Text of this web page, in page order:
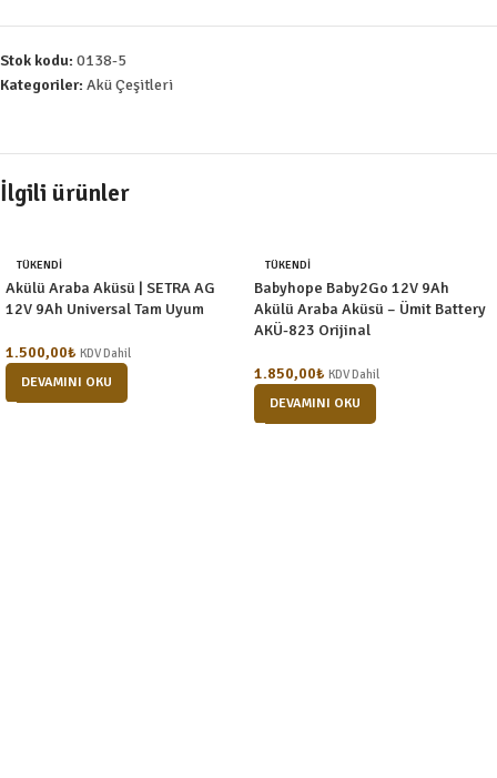
Stok kodu: 0138-5
Kategoriler: Akü Çeşitleri
İlgili ürünler
TÜKENDI
Akülü Araba Aküsü | SETRA AG
12V 9Ah Universal Tam Uyum
1.500,00₺ KDV Dahil
DEVAMINI OKU
TÜKENDI
Babyhope Baby2Go 12V 9Ah
Akülü Araba Aküsü – Ümit Battery
AKÜ-823 Orijinal
1.850,00₺ KDV Dahil
DEVAMINI OKU